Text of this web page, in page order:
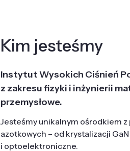
Kim jesteśmy
Instytut Wysokich Ciśnień
z zakresu fizyki i inżynierii
przemysłowe.
Jesteśmy unikalnym ośrodkiem
azotkowych – od krystalizacji
i optoelektroniczne.